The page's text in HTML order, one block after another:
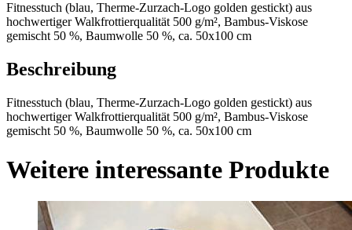
Fitnesstuch (blau, Therme-Zurzach-Logo golden gestickt) aus
hochwertiger Walkfrottierqualität 500 g/m², Bambus-Viskose
gemischt 50 %, Baumwolle 50 %, ca. 50x100 cm
Beschreibung
Fitnesstuch (blau, Therme-Zurzach-Logo golden gestickt) aus
hochwertiger Walkfrottierqualität 500 g/m², Bambus-Viskose
gemischt 50 %, Baumwolle 50 %, ca. 50x100 cm
Weitere interessante Produkte